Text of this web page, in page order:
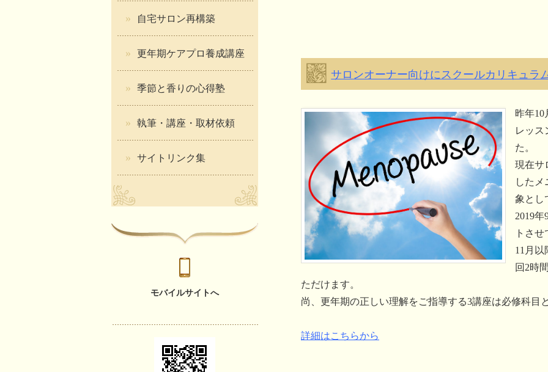
サロンオーナー向けにスクールカリキュラ
昨年10
レッス
た。
現在サ
した
象とし
2019
トさ
11月
回2時
ただけます。
尚、更年期の正しい理解をご指導する3講座は必修科目
詳細はこちらから
自宅サロン再構築
更年期ケアプロ養成講座
季節と香りの心得塾
執筆・講座・取材依頼
サイトリンク集
モバイルサイトへ